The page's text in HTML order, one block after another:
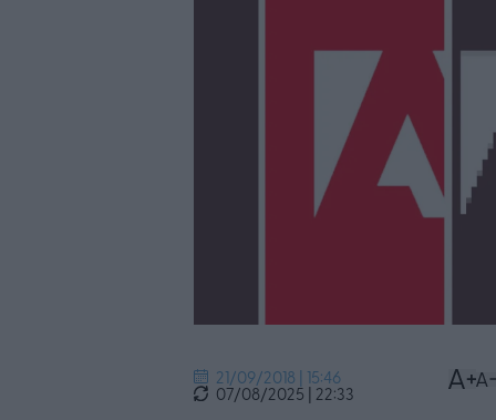
21/09/2018 | 15:46
07/08/2025 | 22:33